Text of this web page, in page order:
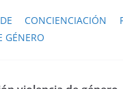
DE
GÉNERO